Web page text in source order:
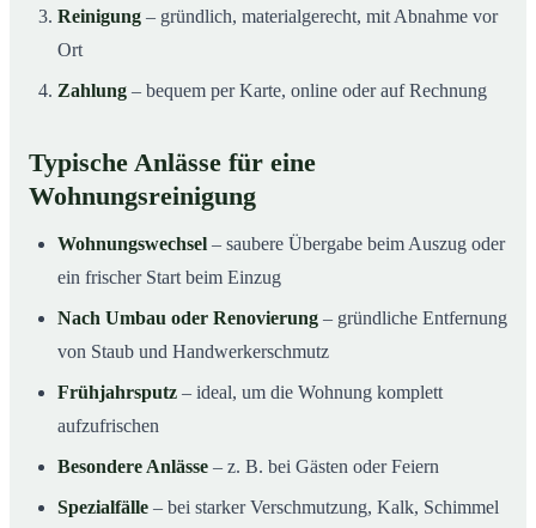
Reinigung – gründlich, materialgerecht, mit Abnahme vor
Ort
Zahlung – bequem per Karte, online oder auf Rechnung
Typische Anlässe für eine
Wohnungsreinigung
Wohnungswechsel – saubere Übergabe beim Auszug oder
ein frischer Start beim Einzug
Nach Umbau oder Renovierung – gründliche Entfernung
von Staub und Handwerkerschmutz
Frühjahrsputz – ideal, um die Wohnung komplett
aufzufrischen
Besondere Anlässe – z. B. bei Gästen oder Feiern
Spezialfälle – bei starker Verschmutzung, Kalk, Schimmel